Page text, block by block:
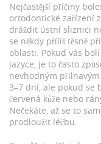
Nejčastější příčiny
ortodontické zařízení
dráždit ústní sliznici
se někdy příliš těsně
oblasti. Pokud vás
jazyce, je to často
nevhodným
3–7 dní, ale pokud se
červená kůže nebo
Nečekáte, až se to
prodloužit léčbu.